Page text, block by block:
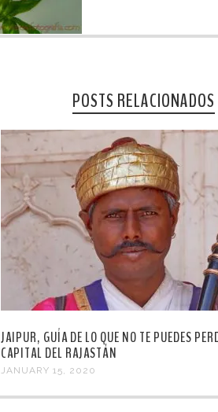
POSTS RELACIONADOS
JAIPUR, GUÍA DE LO QUE NO TE PUEDES
CAPITAL DEL RAJASTÁN
JANUARY 15, 2020